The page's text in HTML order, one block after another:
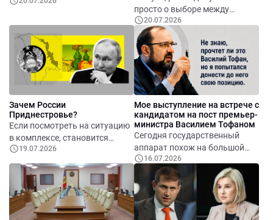
участниками, но не всегда
располагают возможностями,
временем или специалистами
для проверки технической
реалистичности обещаний. В
результате преимущество
предлагает наиболее
надёжное и выполнимое
решение, а тот, кто указал
самые привлекательные
просто о выборе между
различными политическими
силами. Речь идет о выборе
стратегии развития региона на
ближайшие десятилетия.
Именно этот выбор определит,
какой увидят Гагаузию
следующие поколения ее
жителей.
20.07.2026
Зачем России
Приднестровье?
Если посмотреть на ситуацию
в комплексе, становится
очевидно, что Приднестровье
для России никогда не было
исключительно гуманитарным
проектом. Это одновременно:
источник многомиллиардных
коррупционных выгод,
19.07.2026
Мое выступление на встрече с
кандидатом на пост премьер-
министра Василием Тофаном
Сегодня государственный
аппарат похож на большой
автомобиль, который
потребляет много топлива, но
едет не так быстро, как
хотелось бы.Чиновников
становится больше,
16.07.2026